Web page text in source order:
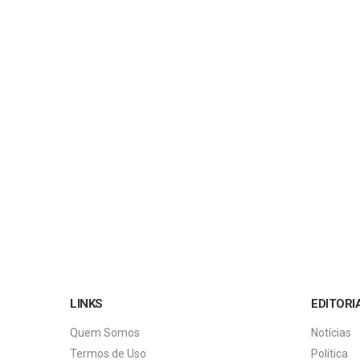
LINKS
Quem Somos
Termos de Uso
Notícias
Política